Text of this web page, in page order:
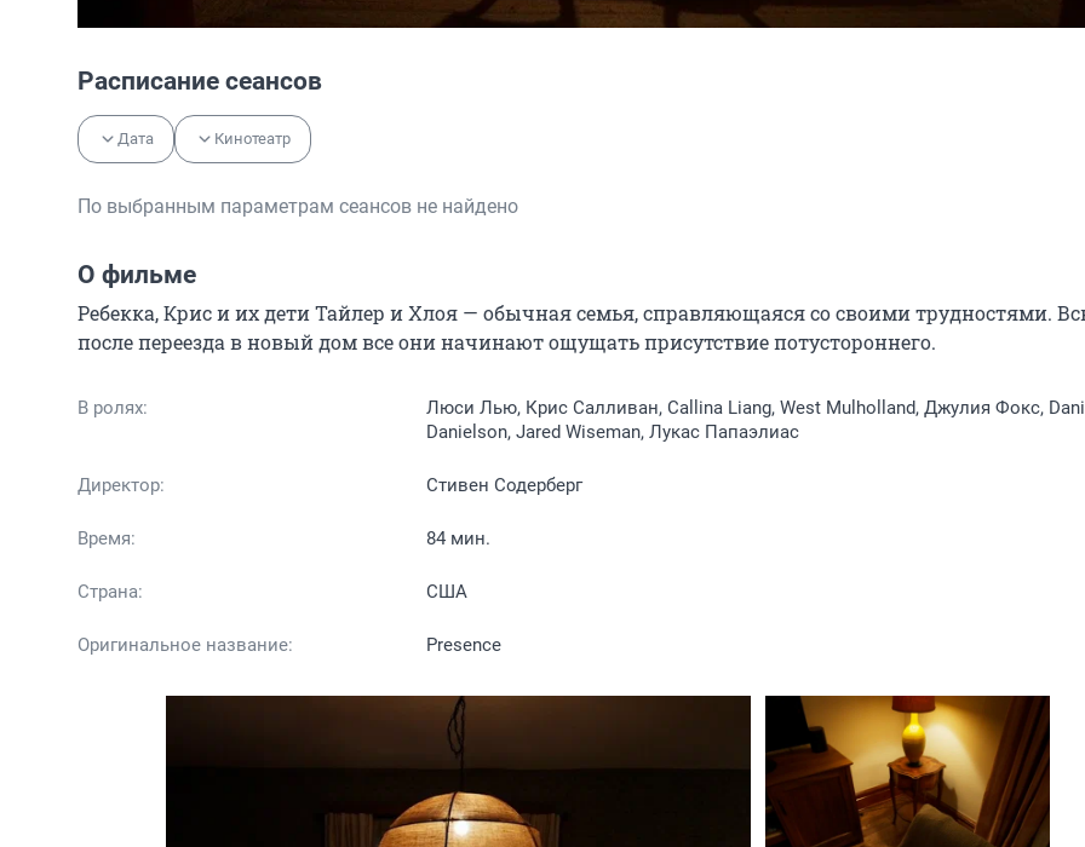
Расписание сеансов
Дата Кинотеатр
По выбранным параметрам сеансов не найдено
О фильме
Ребекка, Крис и их дети Тайлер и Хлоя — обычная семья, справляющаяся со своими трудностями.
после переезда в новый дом все они начинают ощущать присутствие потустороннего.
В ролях:
Люси Лью, Крис Салливан, Callina Liang, West Mulholland, Джулия Фокс,
Danielson, Jared Wiseman, Лукас Папаэлиас
Директор: Стивен Содерберг
Время: 84 мин.
Страна: США
Оригинальное название: Presence